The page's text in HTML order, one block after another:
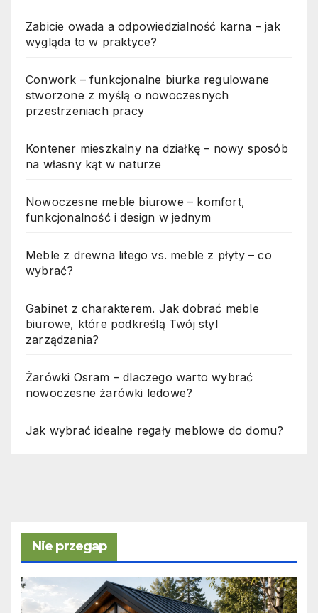
Zabicie owada a odpowiedzialność karna – jak
wygląda to w praktyce?
Conwork – funkcjonalne biurka regulowane
stworzone z myślą o nowoczesnych
przestrzeniach pracy
Kontener mieszkalny na działkę – nowy sposób
na własny kąt w naturze
Nowoczesne meble biurowe – komfort,
funkcjonalność i design w jednym
Meble z drewna litego vs. meble z płyty – co
wybrać?
Gabinet z charakterem. Jak dobrać meble
biurowe, które podkreślą Twój styl
zarządzania?
Żarówki Osram – dlaczego warto wybrać
nowoczesne żarówki ledowe?
Jak wybrać idealne regały meblowe do domu?
Nie przegap